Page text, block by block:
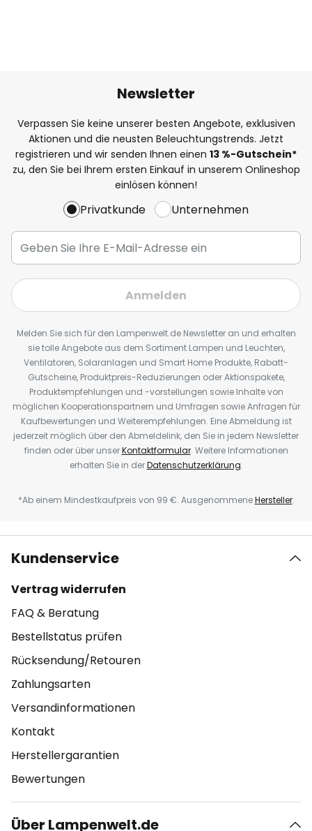
Newsletter
Verpassen Sie keine unserer besten Angebote, exklusiven
Aktionen und die neusten Beleuchtungstrends. Jetzt
registrieren und wir senden Ihnen einen 13 %-Gutschein*
zu, den Sie bei Ihrem ersten Einkauf in unserem Onlineshop
einlösen können!
Privatkunde Unternehmen
Anmelden
Melden Sie sich für den Lampenwelt.de Newsletter an und erhalten
sie tolle Angebote aus dem Sortiment Lampen und Leuchten,
Ventilatoren, Solaranlagen und Smart Home Produkte, Rabatt-
Gutscheine, Produktpreis-Reduzierungen oder Aktionspakete,
Produktempfehlungen und -vorstellungen sowie Inhalte von
möglichen Kooperationspartnern und Umfragen sowie Anfragen für
Kaufbewertungen und Weiterempfehlungen. Eine Abmeldung ist
jederzeit möglich über den Abmeldelink, den Sie in jedem Newsletter
finden oder über unserKontaktformular. Weitere Informationen
erhalten Sie in derDatenschutzerklärung.
*Ab einem Mindestkaufpreis von 99 €. AusgenommeneHersteller.
Kundenservice
Vertrag widerrufen
FAQ & Beratung
Bestellstatus prüfen
Rücksendung/Retouren
Zahlungsarten
Versandinformationen
Kontakt
Herstellergarantien
Bewertungen
Über Lampenwelt.de